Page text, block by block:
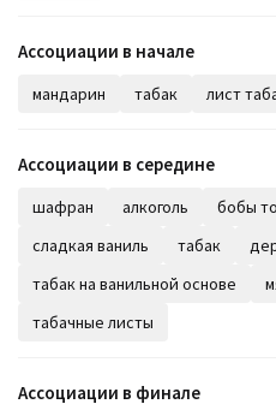
Ассоциации в начале
мандарин табак лист
Ассоциации в середине
шафран алкоголь бобы
сладкая ваниль
табак
табак на ванильной основе
табачные листы
Ассоциации в финале